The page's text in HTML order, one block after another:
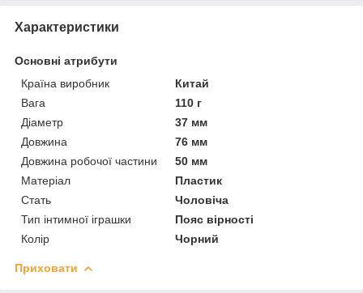
Характеристики
Основні атрибути
Країна виробник
Китай
Вага
110 г
Діаметр
37 мм
Довжина
76 мм
Довжина робочої частини
50 мм
Матеріал
Пластик
Стать
Чоловіча
Тип інтимної іграшки
Пояс вірності
Колір
Чорний
Приховати